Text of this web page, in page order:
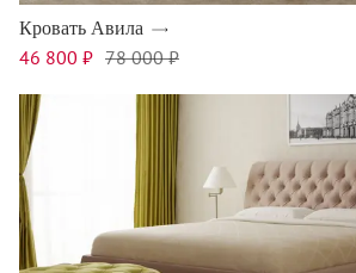
Кровать Авила
46 800 ₽ 78 000 ₽